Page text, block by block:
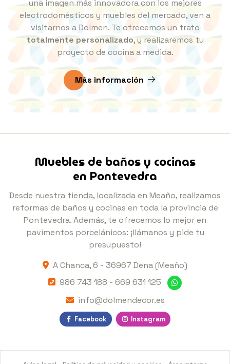
una imagen más innovadora con los mejores
electrodomésticos y muebles del mercado, ven a
visitarnos a Dolmen. Te ofrecemos un trato
totalmente personalizado, y realizaremos tu
proyecto de cocina a medida.
Más información
Muebles de baños y cocinas
en Pontevedra
Desde nuestra tienda, localizada en Meaño, realizamos
reformas de baños y cocinas en toda la provincia de
Pontevedra. Además, te ofrecemos lo mejor en
pavimentos porcelánicos: ¡llámanos y pide tu
presupuesto!
A Chanca, 6 - 36967 Dena(Meaño)
986 743 188 - 669 631 125
info@dolmendecor.es
Facebook Instagram